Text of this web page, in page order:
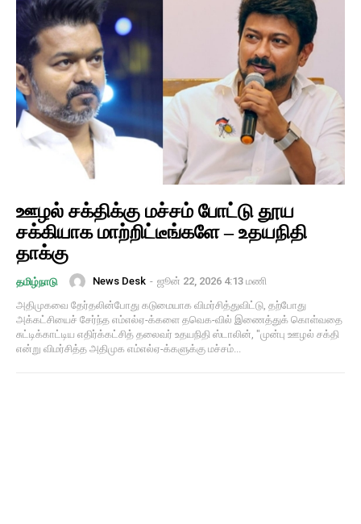
ஊழல் சக்திக்கு மச்சம் போட்டு தூய
சக்கியாக மாற்றிட்டீங்களே – உதயநிதி
தாக்கு
தமிழ்நாடு News Desk - ஜூன் 22, 2026 4:13 மணி
அதிமுகவை தேர்தலின்போது கடுமையாக விமர்சித்துவிட்டு, தற்போது
அக்கட்சியைச் சேர்ந்த எம்எல்ஏ-க்களை தவெக-வில் இணைத்துக் கொள்வதை
சுட்டிக்காட்டிய எதிர்க்கட்சித் தலைவர் உதயநிதி ஸ்டாலின், "முன்பு ஊழல் சக்தி
என்று விமர்சித்த அதிமுக எம்எல்ஏ-க்களுக்கு மச்சம்...